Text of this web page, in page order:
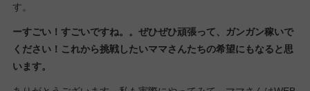
す。
ーすごい！すごいですね。。ぜひぜひ頑張って、ガンガン稼いで
ください！これから挑戦したいママさんたちの希望にもなると思
います。